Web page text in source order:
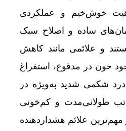
خوش‌خیم و عملکردی
ساده و اصلاح سبک
و علائمی مانند کاهش
خون در مدفوع، استفراغ
شکمی شدید به‌ویژه در
طولانی‌مدت و کم‌خونی
علائم هشداردهنده